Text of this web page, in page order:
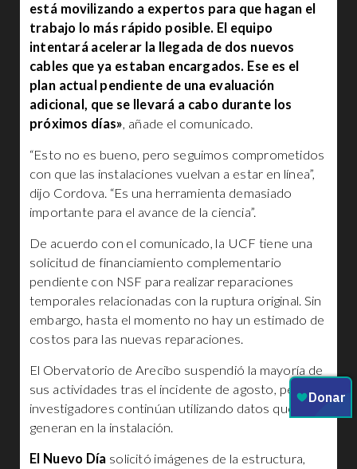
está movilizando a expertos para que hagan el
trabajo lo más rápido posible. El equipo
intentará acelerar la llegada de dos nuevos
cables que ya estaban encargados. Ese es el
plan actual pendiente de una evaluación
adicional, que se llevará a cabo durante los
próximos días», añade el comunicado.
“Esto no es bueno, pero seguimos comprometidos
con que las instalaciones vuelvan a estar en línea”,
dijo Cordova. “Es una herramienta demasiado
importante para el avance de la ciencia”.
De acuerdo con el comunicado, la UCF tiene una
solicitud de financiamiento complementario
pendiente con NSF para realizar reparaciones
temporales relacionadas con la ruptura original. Sin
embargo, hasta el momento no hay un estimado de
costos para las nuevas reparaciones.
El Obervatorio de Arecibo suspendió la mayoría de
sus actividades tras el incidente de agosto, pero
investigadores continúan utilizando datos que se
generan en la instalación.
El Nuevo Día solicitó imágenes de la estructura,